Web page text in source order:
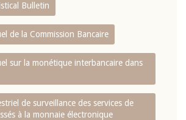
Bulletin
de la Commission Bancaire
sur la monétique interbancaire dans
de surveillance des services de
à la monnaie électronique